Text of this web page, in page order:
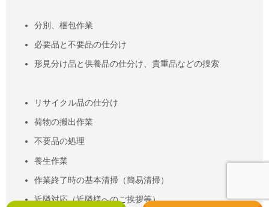
分別、梱包作業
必要品と不要品の仕分け
形見分け品と供養品の仕分け、貴重品などの捜索
リサイクル品の仕分け
荷物の搬出作業
不要品の処理
養生作業
作業終了時の基本清掃（簡易清掃）
近隣対応（近隣様へのご挨拶等）